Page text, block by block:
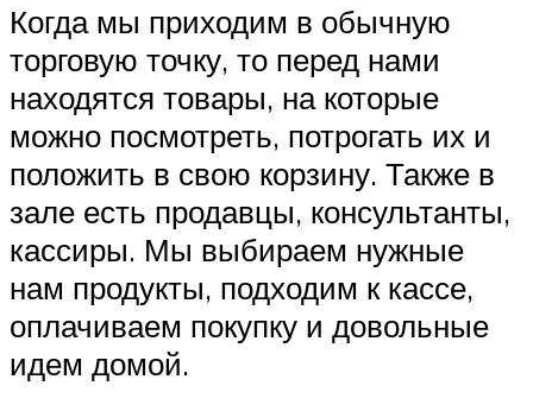
Когда мы приходим в обычную
торговую точку, то перед нами
находятся товары, на которые
можно посмотреть, потрогать их и
положить в свою корзину. Также в
зале есть продавцы, консультанты,
кассиры. Мы выбираем нужные
нам продукты, подходим к кассе,
оплачиваем покупку и довольные
идем домой.